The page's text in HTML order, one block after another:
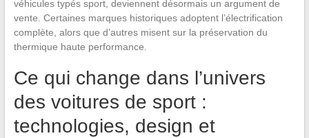
véhicules typés sport, deviennent désormais un argument de
vente. Certaines marques historiques adoptent l’électrification
complète, alors que d’autres misent sur la préservation du
thermique haute performance.
Ce qui change dans l’univers
des voitures de sport :
technologies, design et